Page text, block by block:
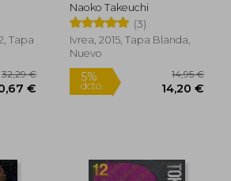
Tapa
Naoko Takeuchi
(3)
Ivrea, 2015, Tapa Blanda,
Nuevo